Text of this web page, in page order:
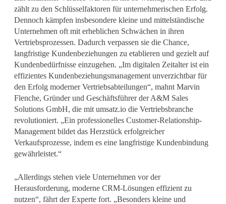
zählt zu den Schlüsselfaktoren für unternehmerischen Erfolg.
Dennoch kämpfen insbesondere kleine und mittelständische
Unternehmen oft mit erheblichen Schwächen in ihren
Vertriebsprozessen. Dadurch verpassen sie die Chance,
langfristige Kundenbeziehungen zu etablieren und gezielt auf
Kundenbedürfnisse einzugehen. „Im digitalen Zeitalter ist ein
effizientes Kundenbeziehungsmanagement unverzichtbar für
den Erfolg moderner Vertriebsabteilungen“, mahnt Marvin
Flenche, Gründer und Geschäftsführer der A&M Sales
Solutions GmbH, die mit umsatz.io die Vertriebsbranche
revolutioniert. „Ein professionelles Customer-Relationship-
Management bildet das Herzstück erfolgreicher
Verkaufsprozesse, indem es eine langfristige Kundenbindung
gewährleistet.“
„Allerdings stehen viele Unternehmen vor der
Herausforderung, moderne CRM-Lösungen effizient zu
nutzen“, fährt der Experte fort. „Besonders kleine und